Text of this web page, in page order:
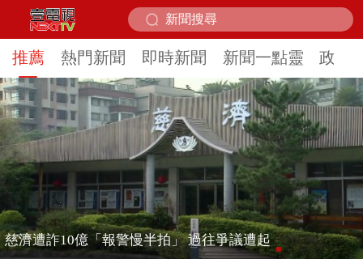
推薦 熱門新聞 即時新聞 新聞一點靈 政治
EZ WAY個資爭議 連戰媳婦轟財政部不負責任